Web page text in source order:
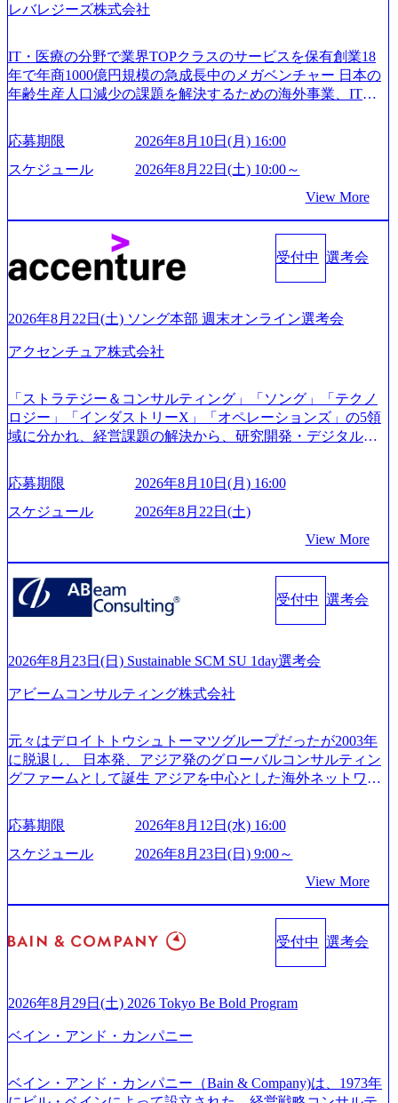
レバレジーズ株式会社
IT・医療の分野で業界TOPクラスのサービスを保有創業18
年で年商1000億円規模の急成長中のメガベンチャー 日本の
年齢生産人口減少の課題を解決するための海外事業、IT事
以上の事業を展開する オールインハウスの組織体制をとっ
ており社内で新しい事業開発などの人員調達できる 独立資
本経営をとっており、事業創造の自由度が高い https://storag
s/20240925162633_7242d0de-3e54-4f03-b076-00318d5c0dff_120
0x644.webp レバレジーズ株式会社 会社説明資料 (https://spea
kerdeck.com/leverages/leverages-hui-she-shao-jie-zi-liao-zhong-tu-
cai-yong-xiang-ke) 「働く人」「事業・サービス」「カルチャ
ー」など、レバレジーズのリアルを取り上げています！ (htt
「外国人留学生等受入環境整備事業委託業務」を受託 (http
s://prtimes.jp/main/html/rd/p/000000612.000010591.html) レバレ
ジーズ、モチベーション管理システム「NALYSYS」リリー
m/@leveragesCh) レバレジーズで活躍するメンバー紹介！〜
管理職種編 〜 (https://www.youtube.com/watch?v=RETwZKac2
UI) レバレジーズで活躍するメンバー紹介！〜 営業職種編
来黒字を維持し、急成長中でありながら安定した事業を展
円を目指す日本にもなかなかないメガベンチャー。創業か
ら黒字経営。年間130%成長 https://storage.googleapis.com/our-
527843-d227-4df8-b86c-5587f843fdf6_1200x471.webp https://stor
age.googleapis.com/our-vision-production.appspot.com/public/imag
es/20251030164946_dc0888f6-0539-4887-84d7-34c8d8544226_1
200x666.webp 年間100億円規模の投資の元、10以上もの新規
能 社内転職が活発であり、多様なスキルを1社で身に着ける
ことが可能 事業開発・運用を内包かする「オールインハウ
ス」型の組織体。社内スカウトや社内公募制度を用いて主
165942_70f09968-1b27-43e6-b849-1cd107c4f488_1200x698.web
p ## 働き方／WLB／待遇 内装8億円超のかっこいいオフィ
スがあり、 働き甲斐のあるランキング、新卒注目ランキン
ため事業創造の自由度が高く、赤字事業でも投資して長期
的な成長を若手に任せられる環境 対面でのコミュニケーシ
ョンメリットを重視するため出社勤務。1日の労働時間平均
ア組織） 2026年8月22日(土) 10:00～最長16:00 2026年8月10
日(月) 16:00 ※応募者が定員を上回る場合は、厳正なる審査
の上参加者を決定させていただきます。ご了承ください。
● 当日の流れ 受付 → 会社説明会 → 面接(会社説明会終了
後、随時ご案内) ※全てリモートにて実施します。 ※参加
通常の選考フローと異なり、事前に適性検査をご受検いた
ションサーチになります。 ご経験やスキル、そして適性や
きます。 ※本求人はレバテック株式会社の雇用となりま
す。 ※案件によっては客先に出向いての作業も発生しま
応募期限
2026年8月10日(月) 16:00
スケジュール
2026年8月22日(土) 10:00～
View More
受付中 選考会
2026年8月22日(土) ソング本部 週末オンライン選考会
アクセンチュア株式会社
「ストラテジー＆コンサルティング」「ソング」「テクノ
ロジー」「インダストリーX」「オペレーションズ」の5領
域に分かれ、経営課題の解決から、研究開発・デジタル・
グ領域からその実行的側面であるITサービスの提供まで一
貫して支援する総合系・IT系ファームである あらゆる産業
において非常に良質な顧客基盤を築いており、Fortune Globa
手掛けたプロジェクトは「ファーストリテイリングにおけ
るグローバル化」「資生堂グループのDX化支援」「ヴィヴ
ィアン・ウエストウッドの製品開発」など多岐にわたる コ
ンサルティング活動のみならず、2021年にはKDDIと合弁会
社「ARISE analytics」を設立し、人工知能とデータアナリテ
ジタル人材育成の支援も盛んに行う 採用資料 (https://www.ac
2/Accenture-Recruiting-Brochure.pdf#zoom=50) 女性の活躍につ
rs/corporate/document/women-brochure.pdf#zoom=50) 社員発信
のキャリアブログ (https://www.accenture.com/jp-ja/blogs/japan-
careers-blog) 江川社長が語る「105点経営」 (https://business.ni
kkei.com/atcl/gen/19/00604/021600008/) 規模拡大で成功する理
6218) 大手広告代理店出身者などマーケティングのトップ人
材が集結するワケ (https://markezine.jp/article/detail/45446) エン
ジニアからコンサルタントへ。会社に入って、何が変わっ
た？ (https://www.businessinsider.jp/post-288838) プラダ：ラグ
nture.com/jp-ja/case-studies/song/prada-luxury-product-customizati
on) 大正製薬：ITカーブアウト支援 (https://www.accenture.co
m/jp-ja/case-studies/consulting/taisho-pharmaceutical)（ストラテ
ジー & コンサルティング） ソフトバンク：初のオンライン
s://www.accenture.com/jp-ja/case-studies/communications-media/so
する「保安ネット」を構築。省庁DXの先進事例を実現 (http
ry-safety-network)（公共サービス） カルビー：SAP HANAの
導入で基幹システムを刷新 (https://www.accenture.com/jp-ja/ca
応募期限
2026年8月10日(月) 16:00
スケジュール
2026年8月22日(土)
View More
受付中 選考会
2026年8月23日(日) Sustainable SCM SU 1day選考会
アビームコンサルティング株式会社
元々はデロイトトウシュトーマツグループだったが2003年
に脱退し、 日本発、アジア発のグローバルコンサルティン
グファームとして誕生 アジアを中心とした海外ネットワー
供している日系最大級の総合コンサルティングファーム
『Build Beyond As One ®.』をブランドメッセージに掲げ、
企業や組織の変革を通じて社会や産業の課題を解決し、未
確実な実現と社会的価値及び経済的価値の追求にも貢献 NE
Cとの戦略的資本提携も実現して、現在はNECのグループ会
シングなどの専門知識と、豊富な経験を持つ約6,000名を超
えるプロフェッショナルを有する 金融、製造、流通、エネ
トとしている SAP領域においては日本市場No.1を誇り、全
定コンサルタント資格を取得している また、日本国内企業
資格も保有、さまざまな業界・業種でのプロジェクト実績
と蓄積されたノウハウを基に独自の方法論やテンプレート
応募期限
2026年8月12日(水) 16:00
スケジュール
2026年8月23日(日) 9:00～
View More
受付中 選考会
2026年8月29日(土) 2026 Tokyo Be Bold Program
ベイン・アンド・カンパニー
ベイン・アンド・カンパニー（Bain & Company)は、1973年